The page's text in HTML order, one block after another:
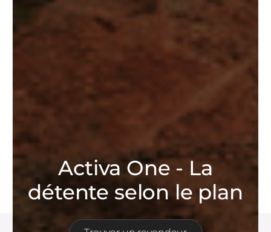
Activa One - La
détente selon le plan